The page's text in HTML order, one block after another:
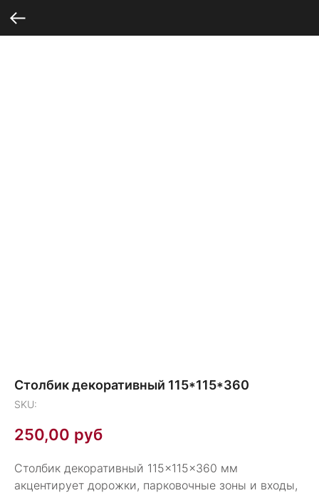
Столбик декоративный 115*115*360
SKU:
250,00 руб
Столбик декоративный 115×115×360 мм
акцентирует дорожки, парковочные зоны и входы,